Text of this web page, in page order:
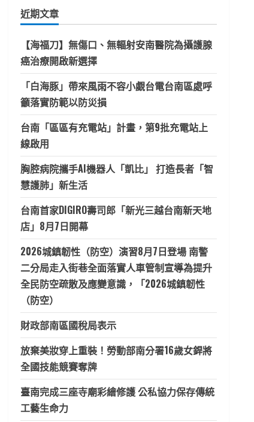
字:
近期文章
【海福刀】無傷口、無輻射安南醫院為攝護腺
癌治療開啟新選擇
「白海豚」帶來風雨不容小覷台電台南區處呼
籲落實防範以防災損
台南「區區有充電站」計畫，第9批充電站上
線啟用
胸腔病院攜手AI機器人「凱比」 打造長者「智
慧護肺」新生活
台南首家DIGIRO壽司郎「新光三越台南新天地
店」8月7日開幕
2026城鎮韌性（防空）演習8月7日登場 南警
二分局走入街巷全面落實人車管制宣導為提升
全民防空疏散及應變意識，「2026城鎮韌性
（防空）
財政部南區國稅局表示
放棄美妝穿上重裝！勞動部南分署16歲女銲將
全國技能競賽奪牌
臺南完成三座寺廟彩繪修護 公私協力保存傳統
工藝生命力